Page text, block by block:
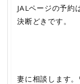
JALページの予約
決断どきです。
妻に相談します